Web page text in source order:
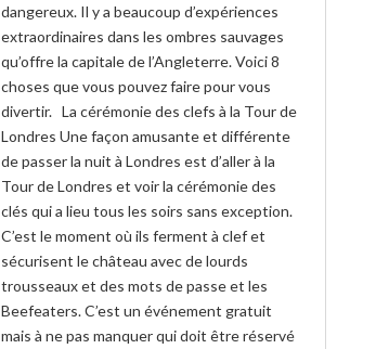
dangereux. Il y a beaucoup d’expériences
extraordinaires dans les ombres sauvages
qu’offre la capitale de l’Angleterre. Voici 8
choses que vous pouvez faire pour vous
divertir. La cérémonie des clefs à la Tour de
Londres Une façon amusante et différente
de passer la nuit à Londres est d’aller à la
Tour de Londres et voir la cérémonie des
clés qui a lieu tous les soirs sans exception.
C’est le moment où ils ferment à clef et
sécurisent le château avec de lourds
trousseaux et des mots de passe et les
Beefeaters. C’est un événement gratuit
mais à ne pas manquer qui doit être réservé